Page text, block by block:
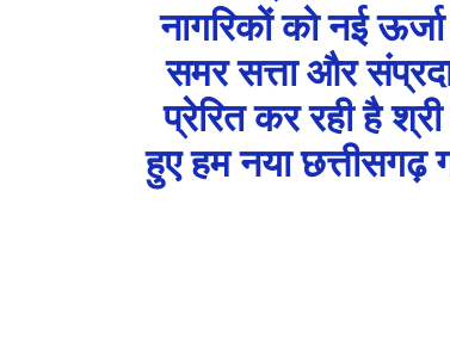
नागरिकों को नई
समर सत्ता और
प्रेरित कर रही है
हुए हम नया